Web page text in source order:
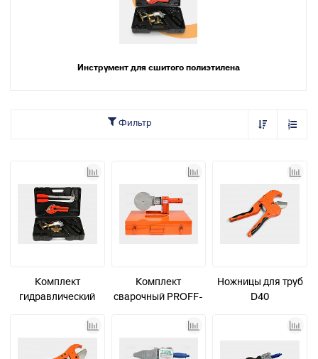
Инструмент для сшитого полиэтилена
Фильтр
Комплект
гидравлический
надвижных гильз
16-32 мм
Комплект
сварочный PROFF-
насадки 75-110 с
Ножницы для труб
D40